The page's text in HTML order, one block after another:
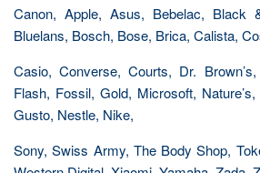
Canon, Apple, Asus, Bebelac, Black
Bluelans, Bosch, Bose, Brica, Calista,
Casio, Converse, Courts, Dr.
Flash, Fossil, Gold, Microsoft,
Gusto, Nestle, Nike,
Sony, Swiss Army, The Body Shop,